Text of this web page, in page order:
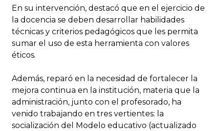
En su intervención, destacó que en el ejercicio de
la docencia se deben desarrollar habilidades
técnicas y criterios pedagógicos que les permita
sumar el uso de esta herramienta con valores
éticos.
Además, reparó en la necesidad de fortalecer la
mejora continua en la institución, materia que la
administración, junto con el profesorado, ha
venido trabajando en tres vertientes: la
socialización del Modelo educativo (actualizado